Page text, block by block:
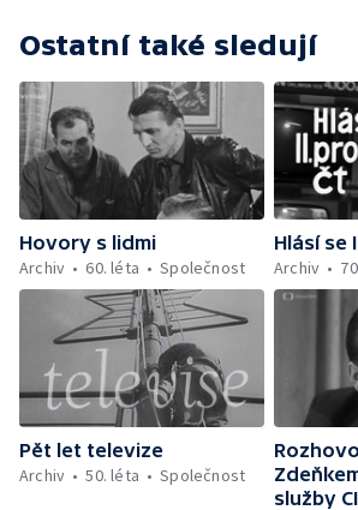
Čechy vs Morava —
za svobodnou
Majer promluvil o krizi
Ostatní také sledují
Hovory s lidmi
Archiv
60. léta Společnost
Hlásí se
Archiv
Pět let televize
Archiv
50. léta Společnost
služby